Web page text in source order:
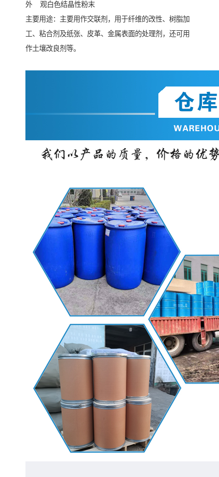
外 观白色结晶性粉末
主要用途：主要用作交联剂，用于纤维的改性、树脂加
工、粘合剂及纸张、皮革、金属表面的处理剂，还可用
作土壤改良剂等。